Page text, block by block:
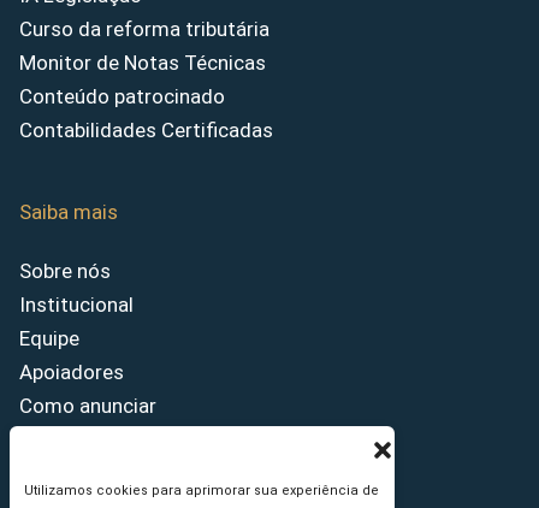
Utilizamos cookies para aprimorar sua experiência de
Curso da reforma tributária
Monitor de Notas Técnicas
Conteúdo patrocinado
Contabilidades Certificadas
Saiba mais
Sobre nós
Institucional
Equipe
Apoiadores
Como anunciar